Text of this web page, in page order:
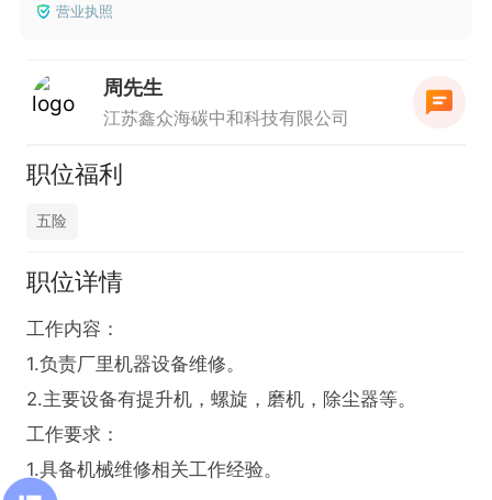
营业执照
周先生
江苏鑫众海碳中和科技有限公司
职位福利
五险
职位详情
工作内容：
1.负责厂里机器设备维修。
2.主要设备有提升机，螺旋，磨机，除尘器等。
工作要求：
1.具备机械维修相关工作经验。